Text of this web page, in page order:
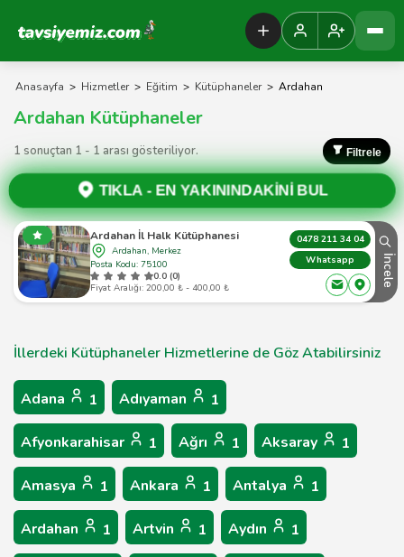
Tavsiyemiz Anasayfa
Anasayfa > Hizmetler > Eğitim > Kütüphaneler > Ardahan
Ardahan Kütüphaneler
1 sonuçtan 1 - 1 arası gösteriliyor. Filtrele
TIKLA - EN YAKININDAKİNİ BUL
Ardahan İl Halk Kütüphanesi
Ardahan, Merkez
Posta Kodu: 75100
0.0 (0)
Fiyat Aralığı: 200,00 ₺ - 400,00 ₺
0478 211 34 04
Whatsapp
İncele
İllerdeki Kütüphaneler Hizmetlerine de Göz Atabilirsiniz
Adana 1 Adıyaman 1
Afyonkarahisar 1 Ağrı 1 Aksaray 1
Amasya 1 Ankara 1 Antalya 1
Ardahan 1 Artvin 1 Aydın 1